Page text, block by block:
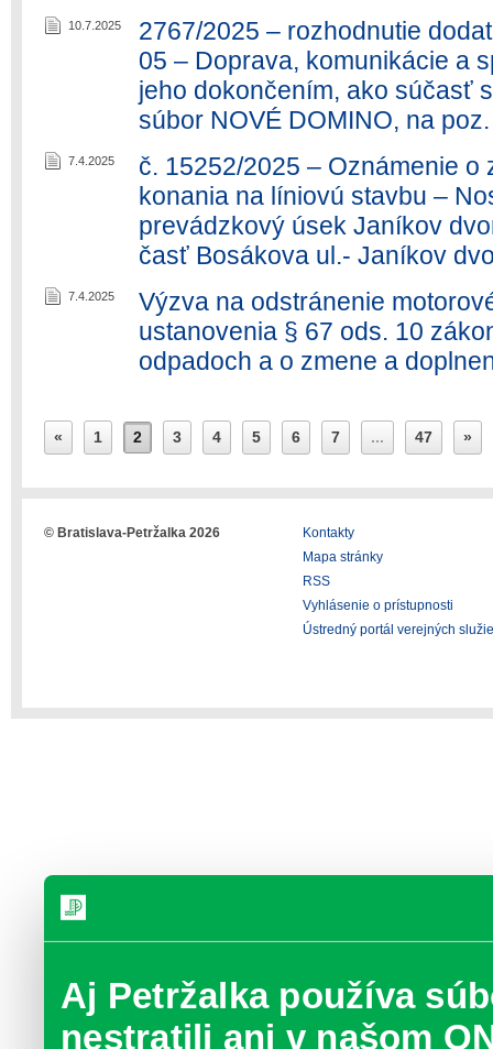
Aj Petržalka používa
nestratili ani v našom
10.7.2025
2767/2025 – rozhodnutie
05 – Doprava, komunikácie a
jeho dokončením, ako súčasť
súbor NOVÉ DOMINO, na
7.4.2025
č. 15252/2025 – Oznámenie o
konania na líniovú stavbu –
prevádzkový úsek Janíkov
časť Bosákova ul.- Janíkov
7.4.2025
Výzva na odstránenie
ustanovenia § 67 ods. 10
odpadoch a o zmene a
« 1 2 3 4 5 6 7 ... 47 »
© Bratislava-Petržalka 2026
Kontakty
Mapa stránky
RSS
Vyhlásenie o prístupnosti
Ústredný portál verejných